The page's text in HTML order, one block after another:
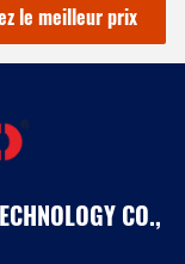
prix
éclairage
CO.,